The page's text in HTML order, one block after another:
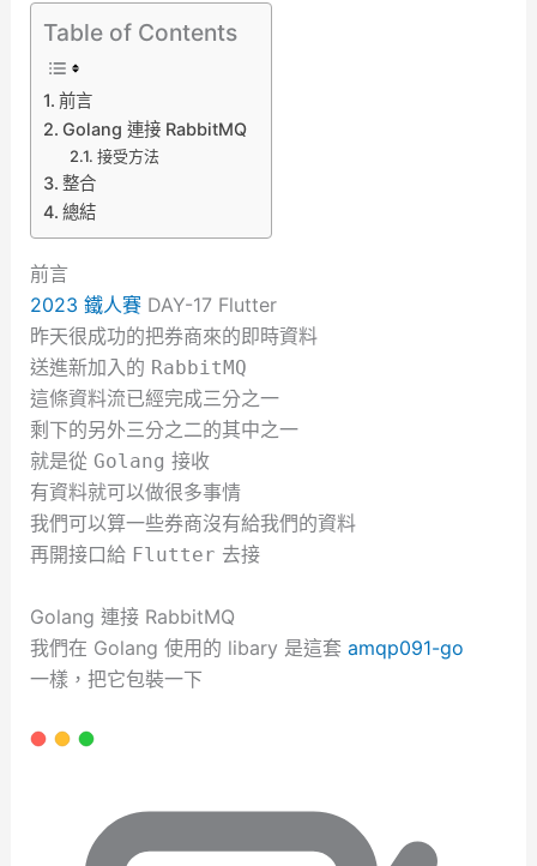
Table of Contents
前言
Golang 連接 RabbitMQ
接受方法
整合
總結
前言
2023 鐵人賽DAY-17 Flutter
昨天很成功的把券商來的即時資料
送進新加入的 RabbitMQ
這條資料流已經完成三分之一
剩下的另外三分之二的其中之一
就是從 Golang 接收
有資料就可以做很多事情
我們可以算一些券商沒有給我們的資料
再開接口給 Flutter 去接
Golang 連接 RabbitMQ
我們在 Golang 使用的 libary 是這套 amqp091-go
一樣，把它包裝一下